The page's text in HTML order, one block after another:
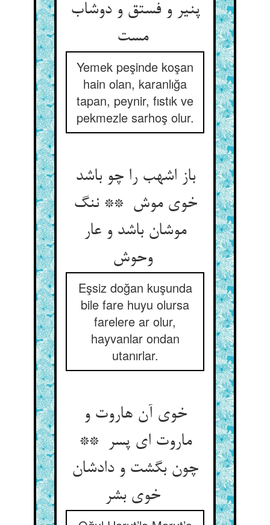
پنیر و فستق و دوشاب
مست
Yemek peşinde koşan
hain olan, karanlığa
tapan, peynir, fıstık ve
pekmezle sarhoş olur.
باز اشهب را چو باشد
خوی موش ** ننگ
موشان باشد و عار
وحوش
Eşsiz doğan kuşunda
bile fare huyu olursa
farelere ar olur,
hayvanlar ondan
utanırlar.
خوی آن هاروت و
ماروت ای پسر **
چون بگشت و دادشان